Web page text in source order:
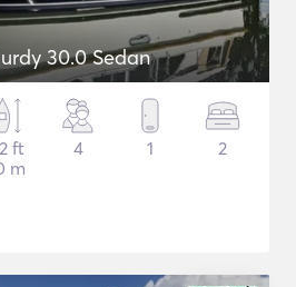
30.0 Sedan
ft
m
4 1 2